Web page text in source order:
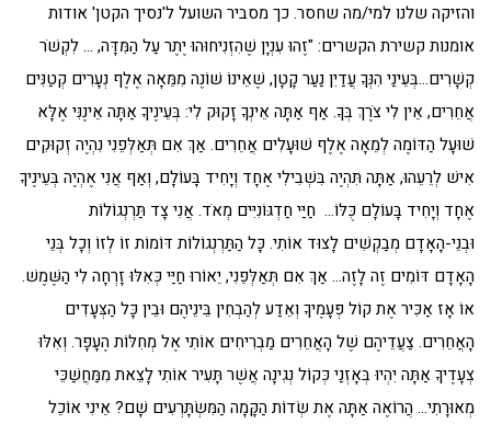
והזיקה שלנו למי/מה שחסר. כך מסביר השועל ל'נסיך הקטן' אודות
אומנות קשירת הקשרים: "זֶהוּ עִנְיָן שֶׁהִזְנִיחוּהוּ יֶתֶר עַל הַמִּדָּה, … לִקְשֹׁר
קְשָׁרִים…בְּעֵינַי הִנְּךָ עֲדַיִן נַעַר קָטָן, שֶׁאֵינוֹ שׁוֹנֶה מִמֵּאָה אֶלֶף נְעָרִים קְטַנִּים
אֲחֵרִים, אֵין לִי צֹרֶךְ בְּךָ. אַף אַתָּה אֵינְךָ זָקוּק לִי: בְּעֵינֶיךָ אַתָּה אֵינֶנִּי אֶלָּא
שׁוּעָל הַדּוֹמֶה לְמֵאָה אֶלֶף שׁוּעָלִים אֲחֵרִים. אַךְ אִם תְּאַלְּפֵנִי נִהְיֶה זְקוּקִים
אִישׁ לְרֵעֵהוּ, אַתָּה תִּהְיֶה בִּשְׁבִילִי אֶחָד וְיָחִיד בָּעוֹלָם, וְאַף אֲנִי אֶהְיֶה בְּעֵינֶיךָ
אֶחָד וְיָחִיד בָּעוֹלָם כֻּלּוֹ… חַיַּי חַדְגּוֹנִיִּים מְאֹד. אֲנִי צָד תַּרְנְגוֹלוֹת
וּבְנֵי-הָאָדָם מְבַקְשִׁים לָצוּד אוֹתִי. כָּל הַתַּרְנְגוֹלוֹת דּוֹמוֹת זוֹ לְזוֹ וְכָל בְּנֵי
הָאָדָם דּוֹמִים זֶה לָזֶה… אַךְ אִם תְּאַלְּפֵנִי, יֵאוֹרוּ חַיַּי כְּאִלּוּ זָרְחָה לִי הַשֶּׁמֶשׁ.
אוֹ אָז אַכִּיר אֶת קוֹל פְּעָמֶיךָ וְאֵדַע לְהַבְחִין בֵּינֵיהֶם וּבֵין כָּל הַצְּעָדִים
הָאֲחֵרִים. צַעֲדֵיהֶם שֶׁל הָאֲחֵרִים מַבְרִיחִים אוֹתִי אֶל מְחִלּוֹת הֶעָפָר. וְאִלּוּ
צְעָדֶיךָ אַתָּה יִהְיוּ בְּאָזְנַי כְּקוֹל נְגִינָה אֲשֶׁר תָּעִיר אוֹתִי לָצֵאת מִמַּחֲשַׁכֵּי
מְאוּרָתִי… הֲרוֹאֶה אַתָּה אֶת שְׂדוֹת הַקָּמָה הַמִּשְׂתָּרְעִים שָׁם? אֵינִי אוֹכֵל